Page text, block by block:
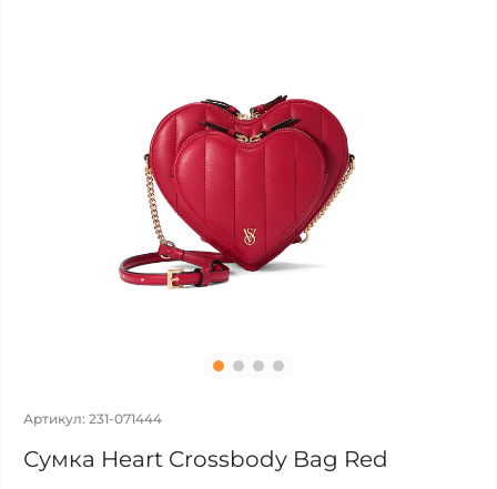
Артикул: 231-071444
Сумка Heart Crossbody Bag Red